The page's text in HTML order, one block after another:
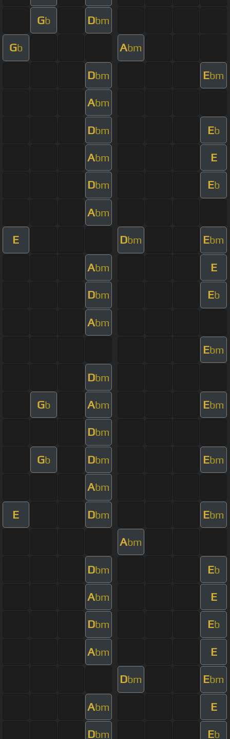
Gb Dbm
Gb Abm
Dbm Ebm
Abm
Dbm Eb
Abm E
Dbm Eb
Abm
E Dbm Ebm
Abm E
Dbm Eb
Abm
Ebm
Dbm
Gb Abm Ebm
Dbm
Gb Dbm Ebm
Abm
E Dbm Ebm
Abm
Dbm Eb
Abm E
Dbm Eb
Abm E
Dbm Ebm
Abm E
Dbm Eb